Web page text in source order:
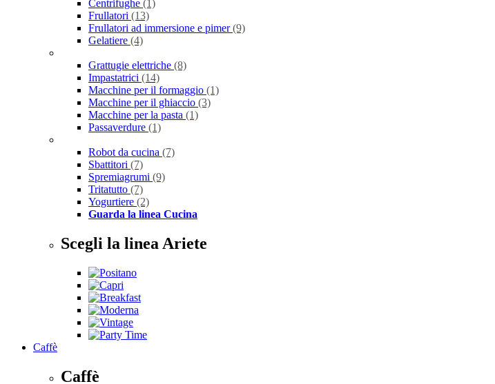
Centrifughe (1)
Frullatori (13)
Frullatori ad immersione e pimer(9)
Gelatiere (4)
Grattugie elettriche (8)
Impastatrici (14)
Macchine per il formaggio (1)
Macchine per il ghiaccio (3)
Macchine per la pasta (1)
Passaverdure (1)
Robot da cucina (7)
Sbattitori (7)
Spremiagrumi (9)
Tritatutto (7)
Yogurtiere (2)
Guarda la linea Cucina
Scegli la linea Ariete
Caffè
Caffè